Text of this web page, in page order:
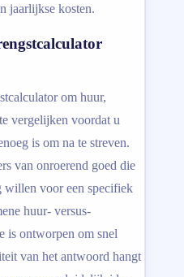
jaarlijkse kosten.
om huur,
vergelijken voordat u
is om na te streven.
van onroerend goed die
willen voor een specifiek
huur- versus-
is ontworpen om snel
van het antwoord hangt